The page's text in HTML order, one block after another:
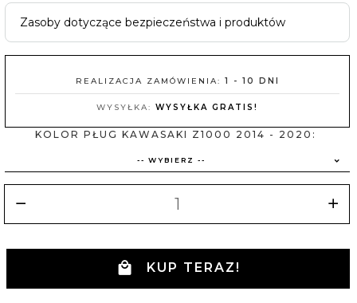
Zasoby dotyczące bezpieczeństwa i produktów
REALIZACJA ZAMÓWIENIA: 1 - 10 DNI
WYSYŁKA: WYSYŁKA GRATIS!
KOLOR PŁUG KAWASAKI Z1000 2014 - 2020:
-- WYBIERZ --
KUP TERAZ!